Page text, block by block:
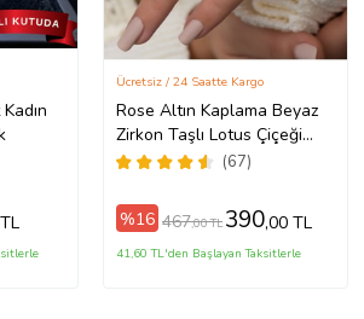
Rose Altın Kaplama Beyaz
Zirkon Taşlı Lotus Çiçeği
Kadın Yüzük
(67)
Ücretsiz / 24 Saatte Kargo
%16 467,00 TL 390,00 TL
41,60 TL'den Başlayan Taksitlerle